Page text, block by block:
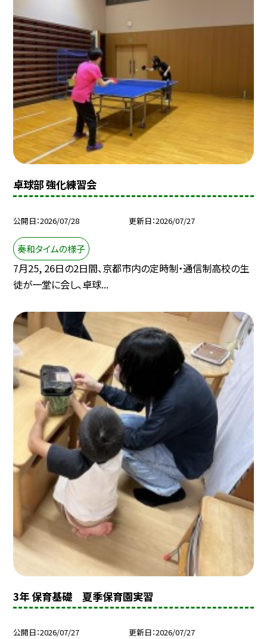
卓球部 強化練習会
公開日 2026/07/28 更新日 2026/07/27
奏和タイムの様子
7月25, 26日の2日間、京都市内の定時制・通信制高校の生
徒が一堂に会し、卓球...
3年 保育基礎 夏季保育園実習
公開日 2026/07/27 更新日 2026/07/27